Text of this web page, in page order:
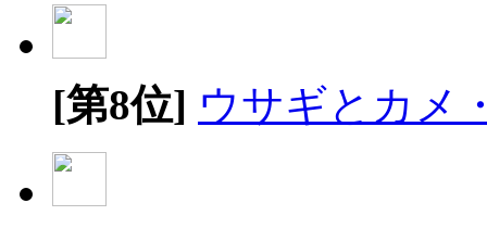
[第8位] ウサギとカメ